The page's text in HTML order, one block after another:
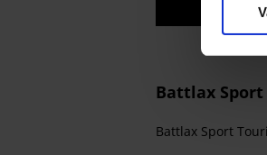
Battlax Sport
Battlax Sport